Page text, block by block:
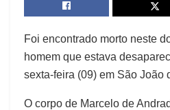
Foi encontrado morto neste
homem que estava
sexta-feira (09) em São João
O corpo de Marcelo de